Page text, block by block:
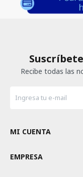
Recibe todas las
MI CUENTA
EMPRESA